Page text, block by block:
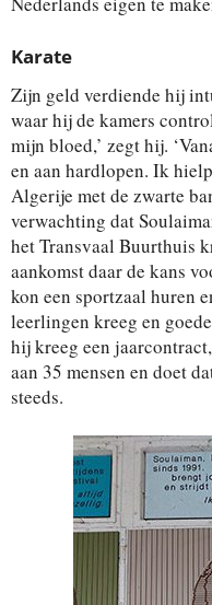
Karate
Zijn geld verdiende hij
waar hij de kamers
mijn bloed,’ zegt hij.
en aan hardlopen. Ik
Algerije met de zwarte
verwachting dat
het Transvaal Buurthuis
aankomst daar de kans
kon een sportzaal huren
leerlingen kreeg en
hij kreeg een
aan 35 mensen en doet
steeds.